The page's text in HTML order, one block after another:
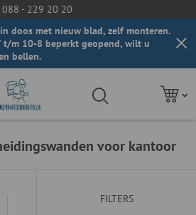
088 - 229 20 20
doos met nieuw blad, zelf monteren.
t/m 10-8 beperkt geopend, wilt u
bellen.
voor kantoor
FILTERS